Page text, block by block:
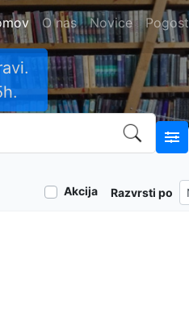
O nas Novice
Akcija Razvrsti po